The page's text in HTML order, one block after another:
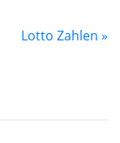
Lotto Zahlen »